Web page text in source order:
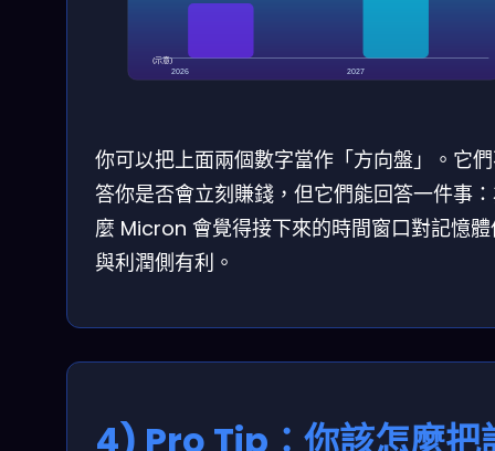
(示意)
2026 2027
你可以把上面兩個數字當作「方向盤」。它
答你是否會立刻賺錢，但它們能回答一件事
麼 Micron 會覺得接下來的時間窗口對記憶
與利潤側有利。
4) Pro Tip：你該怎麼把